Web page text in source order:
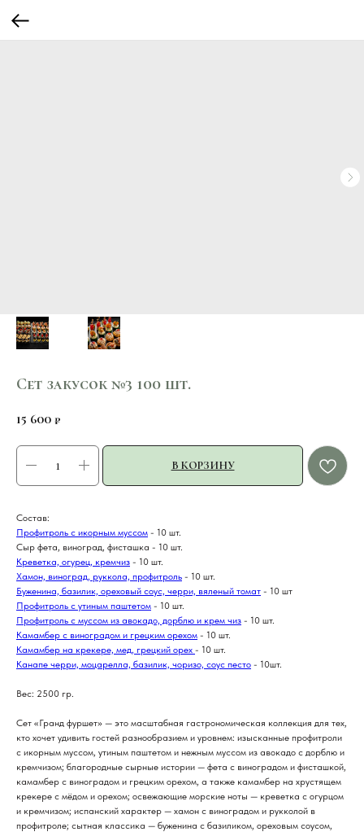
Сет закусок №3 100 шт.
15 600 ₽
В КОРЗИНУ
Состав:
Профитроль с икорным муссом - 10 шт.
Сыр фета, виноград, фисташка - 10 шт.
Креветка, огурец, кремчиз - 10 шт.
Хамон, виноград, руккола, профитроль - 10 шт.
Буженина, базилик, ореховый соус, черри, вяленый томат - 10 шт
Профитроль с утиным паштетом - 10 шт.
Профитроль с муссом из авокадо, дорблю и крем чиз - 10 шт.
Камамбер с виноградом и грецким орехом - 10 шт.
Камамбер на крекере, мед, грецкий орех - 10 шт.
Канапе черри, моцарелла, базилик, чоризо, соус песто - 10шт.
Вес: 2500 гр.
Сет «Гранд фуршет» — это масштабная гастрономическая коллекция для тех,
кто хочет удивить гостей разнообразием и уровнем: изысканные профитроли
с икорным муссом, утиным паштетом и нежным муссом из авокадо с дорблю и
кремчизом; благородные сырные истории — фета с виноградом и фисташкой,
камамбер с виноградом и грецким орехом, а также камамбер на хрустящем
крекере с мёдом и орехом; освежающие морские ноты — креветка с огурцом
и кремчизом; испанский характер — хамон с виноградом и рукколой в
профитроле; сытная классика — буженина с базиликом, ореховым соусом,